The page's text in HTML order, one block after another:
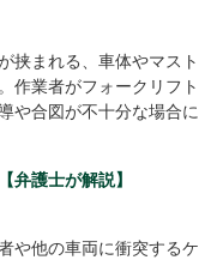
挟まれる、車体やマスト
作業者がフォークリフト
や合図が不十分な場合に
弁護士が解説】
や他の車両に衝突するケ